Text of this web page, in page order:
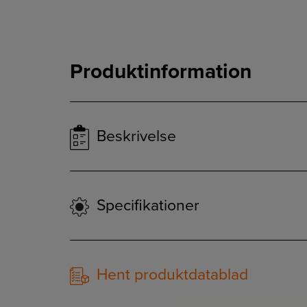
Produktinformation
Beskrivelse
Specifikationer
Hent produktdatablad